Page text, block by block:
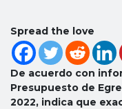
Spread the love
De acuerdo con
Presupuesto de
2022, indica que